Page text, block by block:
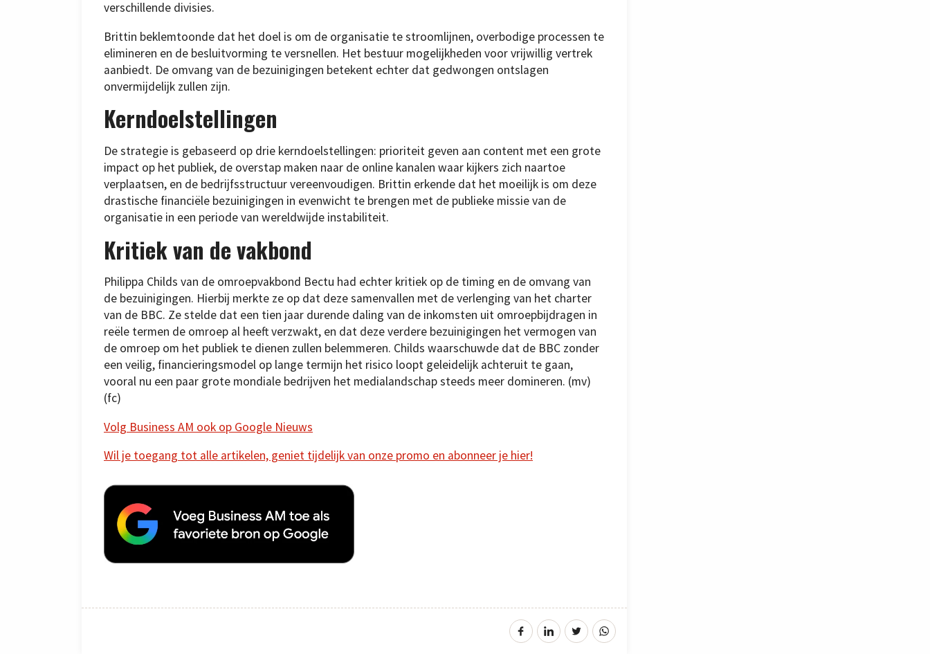
verschillende divisies.
Brittin beklemtoonde dat het doel is om de organisatie te stroomlijnen, overbodige processen te
elimineren en de besluitvorming te versnellen. Het bestuur mogelijkheden voor vrijwillig vertrek
aanbiedt. De omvang van de bezuinigingen betekent echter dat gedwongen ontslagen
onvermijdelijk zullen zijn.
Kerndoelstellingen
De strategie is gebaseerd op drie kerndoelstellingen: prioriteit geven aan content met een grote
impact op het publiek, de overstap maken naar de online kanalen waar kijkers zich naartoe
verplaatsen, en de bedrijfsstructuur vereenvoudigen. Brittin erkende dat het moeilijk is om deze
drastische financiële bezuinigingen in evenwicht te brengen met de publieke missie van de
organisatie in een periode van wereldwijde instabiliteit.
Kritiek van de vakbond
Philippa Childs van de omroepvakbond Bectu had echter kritiek op de timing en de omvang van
de bezuinigingen. Hierbij merkte ze op dat deze samenvallen met de verlenging van het charter
van de BBC. Ze stelde dat een tien jaar durende daling van de inkomsten uit omroepbijdragen in
reële termen de omroep al heeft verzwakt, en dat deze verdere bezuinigingen het vermogen van
de omroep om het publiek te dienen zullen belemmeren. Childs waarschuwde dat de BBC zonder
een veilig, financieringsmodel op lange termijn het risico loopt geleidelijk achteruit te gaan,
vooral nu een paar grote mondiale bedrijven het medialandschap steeds meer domineren. (mv)
(fc)
Volg Business AM ook op Google Nieuws
Wil je toegang tot alle artikelen, geniet tijdelijk van onze promo en abonneer je hier!